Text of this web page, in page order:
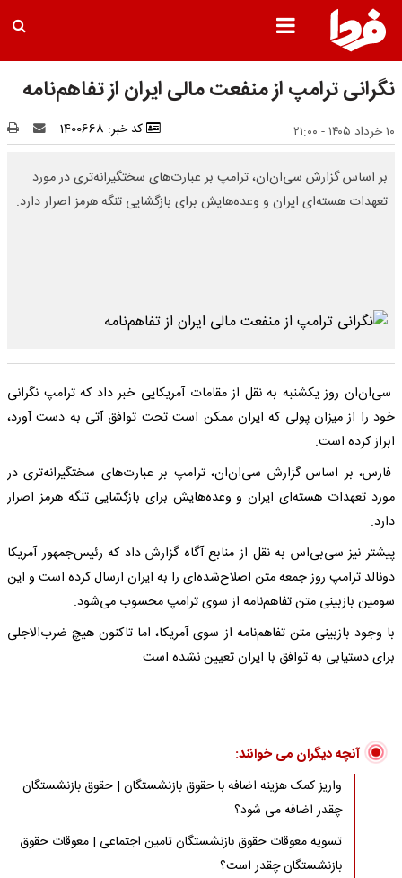
نگرانی ترامپ از منفعت مالی ایران از تفاهم‌نامه
۱۰ خرداد ۱۴۰۵ - ۲۱:۰۰ کد خبر: 1400668
بر اساس گزارش سی‌ان‌ان، ترامپ بر عبارت‌های سختگیرانه‌تری در مورد
تعهدات هسته‌ای ایران و وعده‌هایش برای بازگشایی تنگه هرمز اصرار دارد.
سی‌ان‌ان روز یکشنبه به نقل از مقامات آمریکایی خبر داد که ترامپ نگرانی
خود را از میزان پولی که ایران ممکن است تحت توافق آتی به دست آورد،
ابراز کرده است.
فارس، بر اساس گزارش سی‌ان‌ان، ترامپ بر عبارت‌های سختگیرانه‌تری در
مورد تعهدات هسته‌ای ایران و وعده‌هایش برای بازگشایی تنگه هرمز اصرار
دارد.
پیشتر نیز سی‌بی‌اس به نقل از منابع آگاه گزارش داد که رئیس‌جمهور آمریکا
دونالد ترامپ روز جمعه متن اصلاح‌شده‌ای را به ایران ارسال کرده است و این
سومین بازبینی متن تفاهم‌نامه از سوی ترامپ محسوب می‌شود.
با وجود بازبینی متن تفاهم‌نامه از سوی آمریکا، اما تاکنون هیچ ضرب‌الاجلی
برای دستیابی به توافق با ایران تعیین نشده است.
آنچه دیگران می خوانند:
واریز کمک هزینه اضافه با حقوق بازنشستگان | حقوق بازنشستگان
چقدر اضافه می شود؟
تسویه معوقات حقوق بازنشستگان تامین اجتماعی | معوقات حقوق
بازنشستگان چقدر است؟